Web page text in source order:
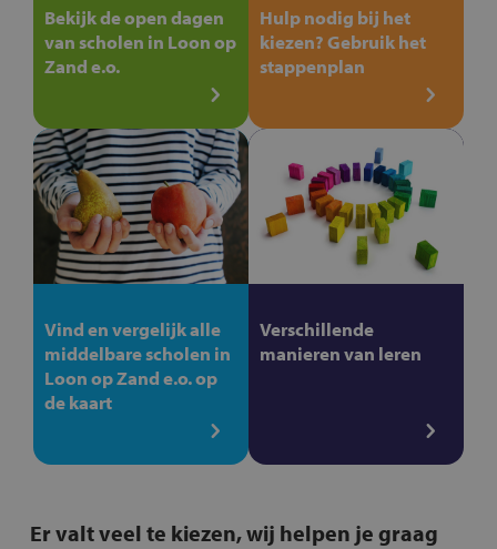
Bekijk de open dagen
van scholen in Loon op
Zand e.o.
Hulp nodig bij het
kiezen? Gebruik het
stappenplan
Vind en vergelijk alle
middelbare scholen in
Loon op Zand e.o. op
de kaart
Verschillende
manieren van leren
Er valt veel te kiezen, wij helpen je graag